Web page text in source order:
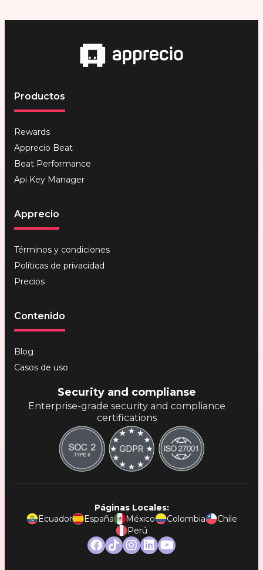
Productos
Rewards
Apprecio Beat
Beat Performance
Api Key Manager
Apprecio
Términos y condiciones
Políticas de privacidad
Precios
Contenido
Blog
Casos de uso
Security and complianse
Enterprise-grade security and compliance
certifications
Páginas Locales:
Ecuador
España México Colombia
Chile
Perú